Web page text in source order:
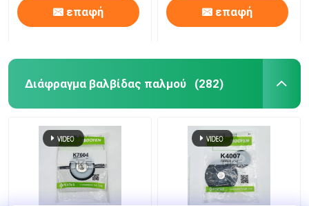
επαφή επαφή
Διάφραγμα βαλβίδας παλμού (282)